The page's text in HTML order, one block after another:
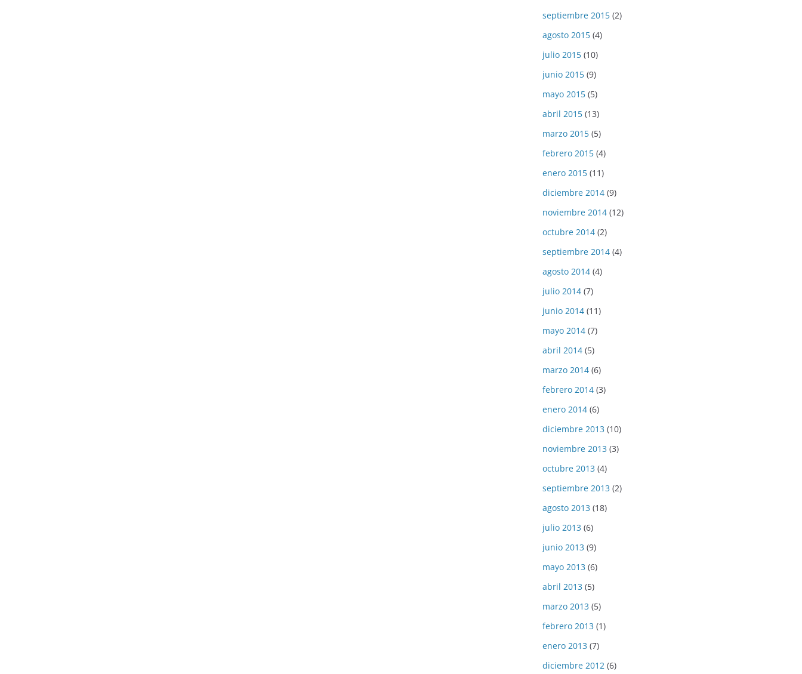
septiembre 2015 (2)
agosto 2015 (4)
julio 2015 (10)
junio 2015 (9)
mayo 2015 (5)
abril 2015 (13)
marzo 2015 (5)
febrero 2015 (4)
enero 2015 (11)
diciembre 2014 (9)
noviembre 2014 (12)
octubre 2014 (2)
septiembre 2014 (4)
agosto 2014 (4)
julio 2014 (7)
junio 2014 (11)
mayo 2014 (7)
abril 2014 (5)
marzo 2014 (6)
febrero 2014 (3)
enero 2014 (6)
diciembre 2013 (10)
noviembre 2013 (3)
octubre 2013 (4)
septiembre 2013 (2)
agosto 2013 (18)
julio 2013 (6)
junio 2013 (9)
mayo 2013 (6)
abril 2013 (5)
marzo 2013 (5)
febrero 2013 (1)
enero 2013 (7)
diciembre 2012 (6)